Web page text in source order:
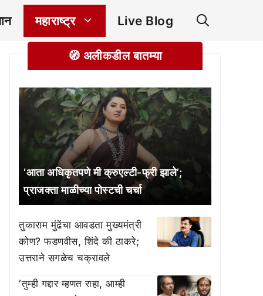
महाराष्ट्र Live Blog
🧭 अलीकडील बातम्या
‘आता अधिकृतपणे मी क्रुएल्टी-फ्री झाले’;
प्राजक्ता माळीच्या पोस्टची चर्चा
तुकाराम मुंढेंचा आवडता मुख्यमंत्री
कोण? फडणवीस, शिंदे की ठाकरे;
उत्तराने सगळेच चक्रावले
‘तुम्ही गद्दार म्हणत राहा, आम्ही